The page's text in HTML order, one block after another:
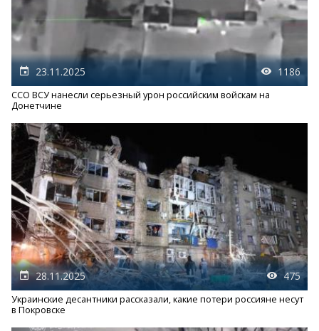
23.11.2025 1186
ССО ВСУ нанесли серьезный урон российским войскам на
Донетчине
28.11.2025 475
Украинские десантники рассказали, какие потери россияне несут
в Покровске